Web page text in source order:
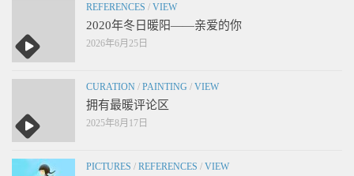
REFERENCES / VIEW
2020年冬日暖阳——亲爱的你
2026年6月25日
CURATION / PAINTING / VIEW
拥有最暖评论区
2025年8月17日
PICTURES / REFERENCES / VIEW